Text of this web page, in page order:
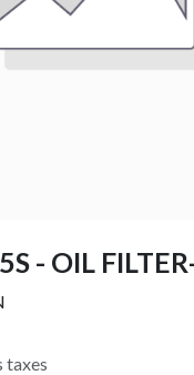
- OIL
taxes